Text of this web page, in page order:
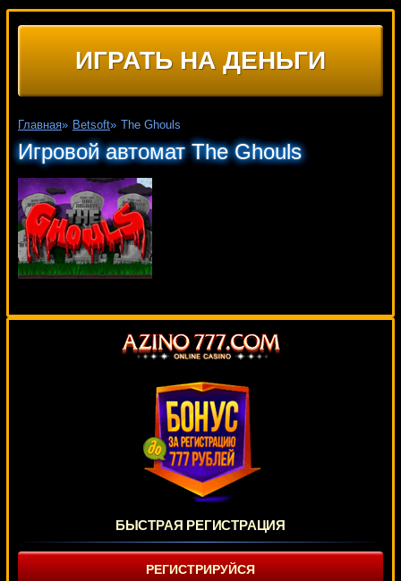
ИГРАТЬ НА ДЕНЬГИ
Главная» Betsoft» The Ghouls
Игровой автомат The Ghouls
БЫСТРАЯ РЕГИСТРАЦИЯ
РЕГИСТРИРУЙСЯ